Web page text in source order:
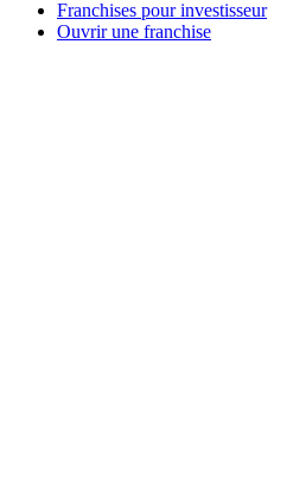
Franchises pour investisseur
Ouvrir une franchise